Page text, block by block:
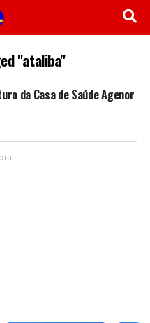
"ataliba"
da Casa de Saúde Agenor